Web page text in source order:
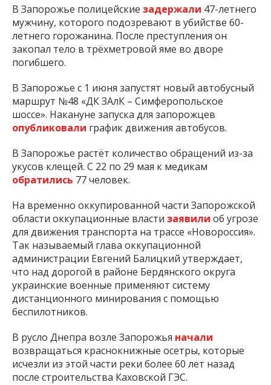
В Запорожье полицейские задержали 47-летнего
мужчину, которого подозревают в убийстве 60-
летнего горожанина. После преступления он
закопал тело в трёхметровой яме во дворе
погибшего.
В Запорожье с 1 июня запустят новый автобусный
маршрут №48 «ДК ЗАлК – Симферопольское
шоссе». Накануне запуска для запорожцев
опубликовали график движения автобусов.
В Запорожье растёт количество обращений из-за
укусов клещей. С 22 по 29 мая к медикам
обратились 77 человек.
На временно оккупированной части Запорожской
области оккупационные власти заявили об угрозе
для движения транспорта на трассе «Новороссия».
Так называемый глава оккупационной
администрации Евгений Балицкий утверждает,
что над дорогой в районе Бердянского округа
украинские военные применяют систему
дистанционного минирования с помощью
беспилотников.
В русло Днепра возле Запорожья начали
возвращаться краснокнижные осетры, которые
исчезли из этой части реки более 60 лет назад
после строительства Каховской ГЭС.